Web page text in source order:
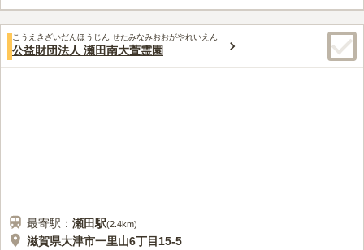
口コミ評価
この霊園はまだ誰からも評価されていません。
こうえきざいだんほうじん せたみなみおおがやれいえん
公益財団法人 瀬田南大萱霊園
最寄駅： 瀬田駅(2.4km)
滋賀県大津市一里山6丁目15-5